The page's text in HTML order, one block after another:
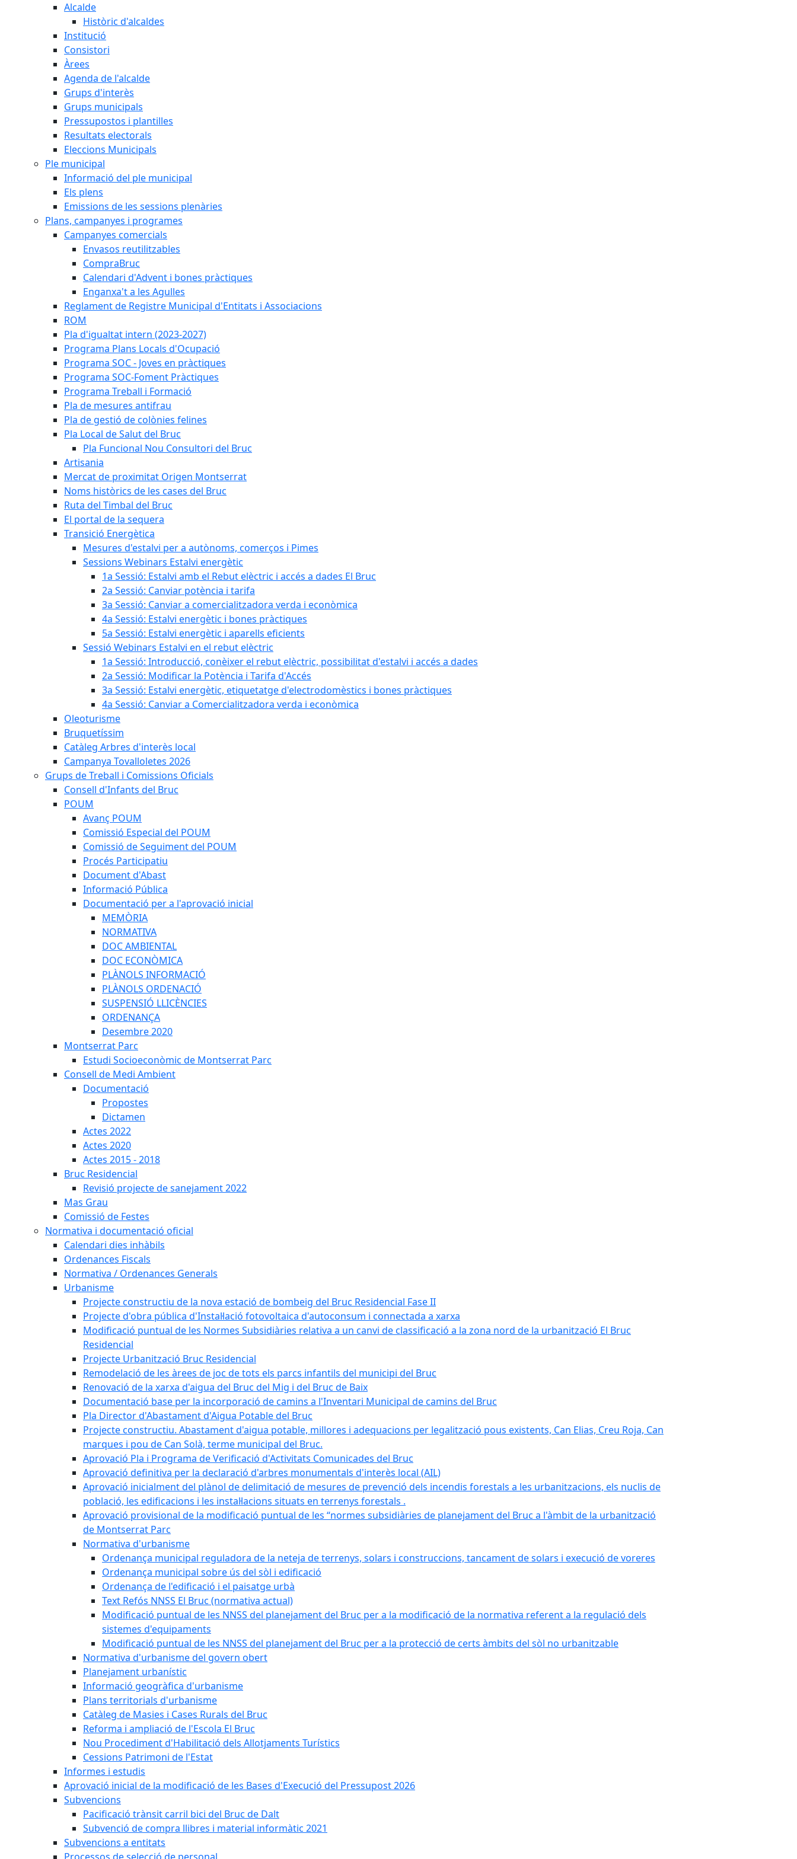
Alcalde
Històric d'alcaldes
Institució
Consistori
Àrees
Agenda de l'alcalde
Grups d'interès
Grups municipals
Pressupostos i plantilles
Resultats electorals
Eleccions Municipals
Ple municipal
Informació del ple municipal
Els plens
Emissions de les sessions plenàries
Plans, campanyes i programes
Campanyes comercials
Envasos reutilitzables
CompraBruc
Calendari d'Advent i bones pràctiques
Enganxa't a les Agulles
Reglament de Registre Municipal d'Entitats i Associacions
ROM
Pla d'igualtat intern (2023-2027)
Programa Plans Locals d'Ocupació
Programa SOC - Joves en pràctiques
Programa SOC-Foment Pràctiques
Programa Treball i Formació
Pla de mesures antifrau
Pla de gestió de colònies felines
Pla Local de Salut del Bruc
Pla Funcional Nou Consultori del Bruc
Artisania
Mercat de proximitat Origen Montserrat
Noms històrics de les cases del Bruc
Ruta del Timbal del Bruc
El portal de la sequera
Transició Energètica
Mesures d'estalvi per a autònoms, comerços i Pimes
Sessions Webinars Estalvi energètic
1a Sessió: Estalvi amb el Rebut elèctric i accés a dades El Bruc
2a Sessió: Canviar potència i tarifa
3a Sessió: Canviar a comercialitzadora verda i econòmica
4a Sessió: Estalvi energètic i bones pràctiques
5a Sessió: Estalvi energètic i aparells eficients
Sessió Webinars Estalvi en el rebut elèctric
1a Sessió: Introducció, conèixer el rebut elèctric, possibilitat d'estalvi i accés a dades
2a Sessió: Modificar la Potència i Tarifa d'Accés
3a Sessió: Estalvi energètic, etiquetatge d'electrodomèstics i bones pràctiques
4a Sessió: Canviar a Comercialitzadora verda i econòmica
Oleoturisme
Bruquetíssim
Catàleg Arbres d'interès local
Campanya Tovalloletes 2026
Grups de Treball i Comissions Oficials
Consell d'Infants del Bruc
POUM
Avanç POUM
Comissió Especial del POUM
Comissió de Seguiment del POUM
Procés Participatiu
Document d'Abast
Informació Pública
Documentació per a l'aprovació inicial
MEMÒRIA
NORMATIVA
DOC AMBIENTAL
DOC ECONÒMICA
PLÀNOLS INFORMACIÓ
PLÀNOLS ORDENACIÓ
SUSPENSIÓ LLICÈNCIES
ORDENANÇA
Desembre 2020
Montserrat Parc
Estudi Socioeconòmic de Montserrat Parc
Consell de Medi Ambient
Documentació
Propostes
Dictamen
Actes 2022
Actes 2020
Actes 2015 - 2018
Bruc Residencial
Revisió projecte de sanejament 2022
Mas Grau
Comissió de Festes
Normativa i documentació oficial
Calendari dies inhàbils
Ordenances Fiscals
Normativa / Ordenances Generals
Urbanisme
Projecte constructiu de la nova estació de bombeig del Bruc Residencial Fase II
Projecte d'obra pública d'Instal·lació fotovoltaica d'autoconsum i connectada a xarxa
Modificació puntual de les Normes Subsidiàries relativa a un canvi de classificació a la zona nord de la urbanització El Bruc
Residencial
Projecte Urbanització Bruc Residencial
Remodelació de les àrees de joc de tots els parcs infantils del municipi del Bruc
Renovació de la xarxa d'aigua del Bruc del Mig i del Bruc de Baix
Documentació base per la incorporació de camins a l'Inventari Municipal de camins del Bruc
Pla Director d'Abastament d'Aigua Potable del Bruc
Projecte constructiu. Abastament d'aigua potable, millores i adequacions per legalització pous existents, Can Elias, Creu Roja, Can
marques i pou de Can Solà, terme municipal del Bruc.
Aprovació Pla i Programa de Verificació d'Activitats Comunicades del Bruc
Aprovació definitiva per la declaració d'arbres monumentals d'interès local (AIL)
Aprovació inicialment del plànol de delimitació de mesures de prevenció dels incendis forestals a les urbanitzacions, els nuclis de
població, les edificacions i les instal·lacions situats en terrenys forestals .
Aprovació provisional de la modificació puntual de les “normes subsidiàries de planejament del Bruc a l'àmbit de la urbanització
de Montserrat Parc
Normativa d'urbanisme
Ordenança municipal reguladora de la neteja de terrenys, solars i construccions, tancament de solars i execució de voreres
Ordenança municipal sobre ús del sòl i edificació
Ordenança de l'edificació i el paisatge urbà
Text Refós NNSS El Bruc (normativa actual)
Modificació puntual de les NNSS del planejament del Bruc per a la modificació de la normativa referent a la regulació dels
sistemes d'equipaments
Modificació puntual de les NNSS del planejament del Bruc per a la protecció de certs àmbits del sòl no urbanitzable
Normativa d'urbanisme del govern obert
Planejament urbanístic
Informació geogràfica d'urbanisme
Plans territorials d'urbanisme
Catàleg de Masies i Cases Rurals del Bruc
Reforma i ampliació de l'Escola El Bruc
Nou Procediment d'Habilitació dels Allotjaments Turístics
Cessions Patrimoni de l'Estat
Informes i estudis
Aprovació inicial de la modificació de les Bases d'Execució del Pressupost 2026
Subvencions
Pacificació trànsit carril bici del Bruc de Dalt
Subvenció de compra llibres i material informàtic 2021
Subvencions a entitats